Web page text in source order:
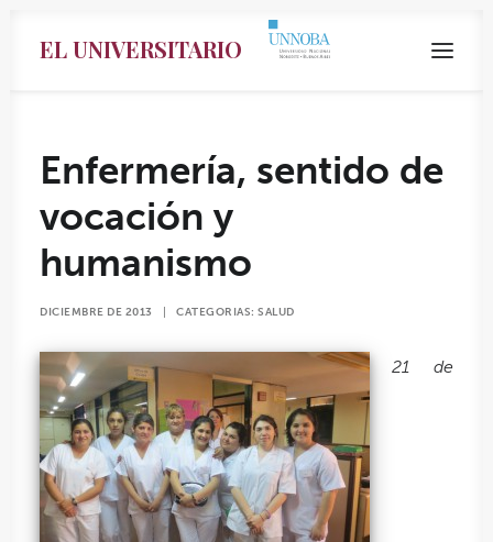
EL UNIVERSITARIO
Search
Enfermería, sentido de
vocación y
humanismo
DICIEMBRE DE 2013 CATEGORIAS: SALUD
21 de